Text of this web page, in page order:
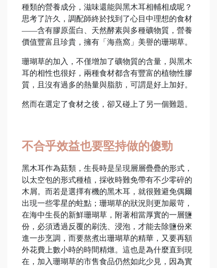
種類的營養成分，滋味還能與黑木耳相輔相成呢？
思考了許久，調配師終於找到了心目中理想的食材
——含有膠原蛋白、天然酵素與多種礦物質，營養
價值豐富且珍貴，擁有「海燕窩」美譽的珊瑚草。
珊瑚草的加入，不僅增加了礦物質的含量，與黑木
耳的相性也很好，兩種食材都含有豐富的植物性膠
質，且沒有過多的熱量與脂肪，可謂是好上加好。
然而在選定了食材之後，卻又碰上了另一個難題。
不合乎效益也要堅持做的傻勁
黑木耳作為菇類，生長時是呈現層層疊疊的形式，
以太空包的形式種植，採收時難免帶有不少零碎的
木屑。而若是選擇有機的黑木耳，就很難避免偶爾
出現一些零星的蛀點；珊瑚草的狀況則更加嚴苛，
在海中生長的新鮮珊瑚草，附著相當厚實的一層鹽
份，必須透過反覆的刷洗、浸泡，才能去除鹽份來
進一步烹調，而要熬煮出珊瑚草的精華，又要再額
外花費上數小時的時間精燉。這也是為什麼直到現
在，加入珊瑚草的市售食品仍然如此少見，因為實